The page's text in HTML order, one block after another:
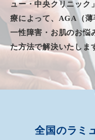
ュー・中央クリニック
療によって、AGA（
一性障害・お肌のお悩
た方法で解決いたしま
全国のラミ